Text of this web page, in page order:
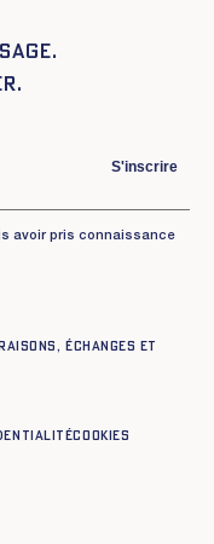
S'inscrire
avoir pris connaissance
échanges et
Cookies